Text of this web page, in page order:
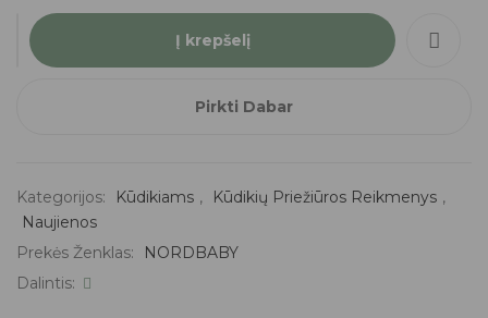
Į krepšelį
Pirkti Dabar
Kategorijos: Kūdikiams , Kūdikių Priežiūros Reikmenys ,
Naujienos
Prekės Ženklas:
NORDBABY
Dalintis: